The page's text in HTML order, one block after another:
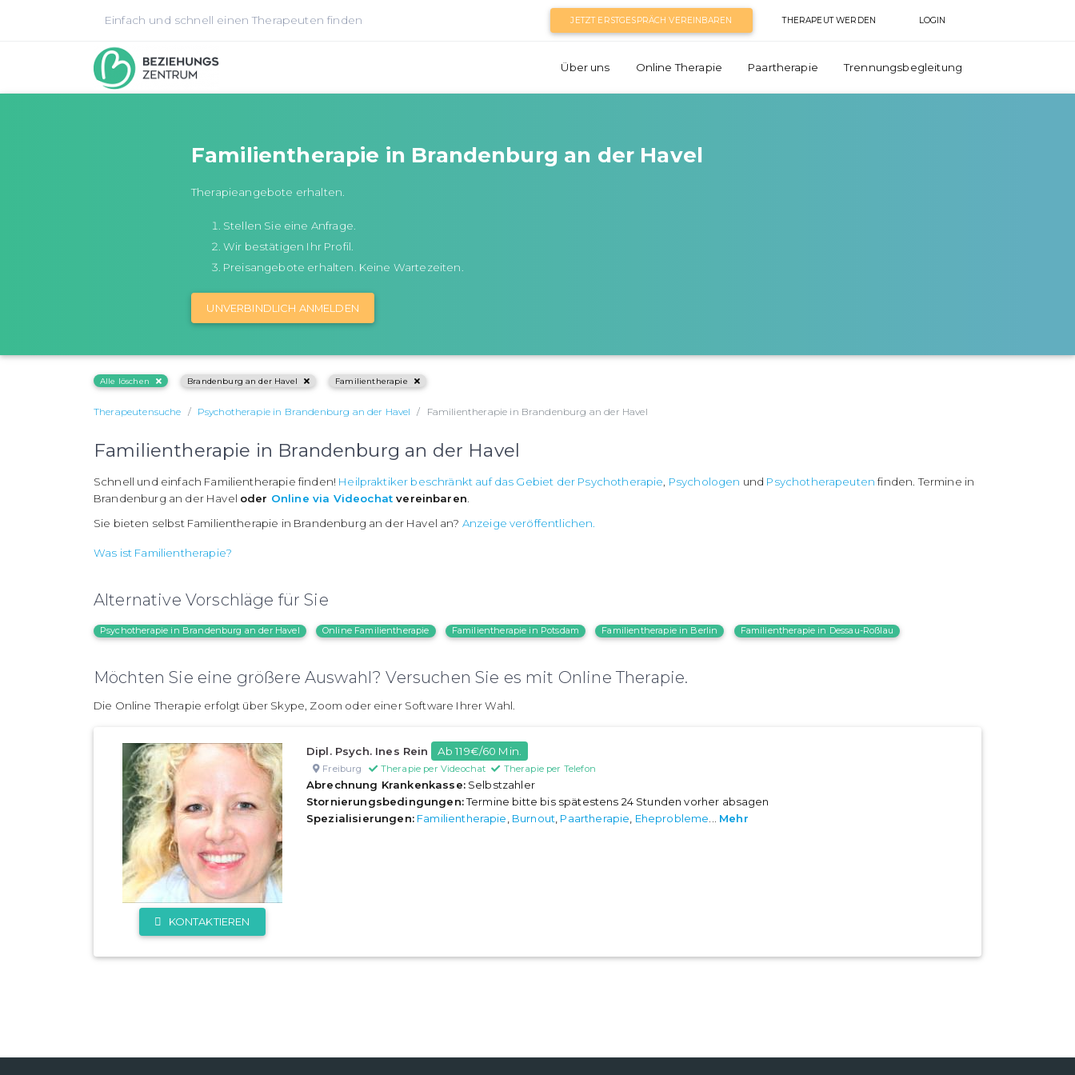
Einfach und schnell einen Therapeuten finden JETZT ERSTGESPRÄCH VEREINBAREN THERAPEUT WERDEN LOGIN
Über uns Online Therapie Paartherapie Trennungsbegleitung
Familientherapie in Brandenburg an der Havel
Therapieangebote erhalten.
Stellen Sie eine Anfrage.
Wir bestätigen Ihr Profil.
Preisangebote erhalten. Keine Wartezeiten.
UNVERBINDLICH ANMELDEN
Alle löschen Brandenburg an der Havel Familientherapie
Therapeutensuche Psychotherapie in Brandenburg an der Havel Familientherapie in Brandenburg an der Havel
Familientherapie in Brandenburg an der Havel
Schnell und einfach Familientherapie finden! Heilpraktiker beschränkt auf das Gebiet der Psychotherapie, Psychologen und Psychotherapeuten finden. Termine in
Brandenburg an der Havel oder Online via Videochat vereinbaren.
Sie bieten selbst Familientherapie in Brandenburg an der Havel an? Anzeige veröffentlichen.
Was ist Familientherapie?
Alternative Vorschläge für Sie
Psychotherapie in Brandenburg an der Havel Online Familientherapie Familientherapie in Potsdam Familientherapie in Berlin Familientherapie in Dessau-Roßlau
Möchten Sie eine größere Auswahl? Versuchen Sie es mit Online Therapie.
Die Online Therapie erfolgt über Skype, Zoom oder einer Software Ihrer Wahl.
KONTAKTIEREN
Dipl. Psych. Ines Rein Ab 119€/60 Min.
Freiburg Therapie per Videochat Therapie per Telefon
Abrechnung Krankenkasse:Selbstzahler
Stornierungsbedingungen:Termine bitte bis spätestens 24 Stunden vorher absagen
Spezialisierungen: Familientherapie, Burnout, Paartherapie, Eheprobleme... Mehr